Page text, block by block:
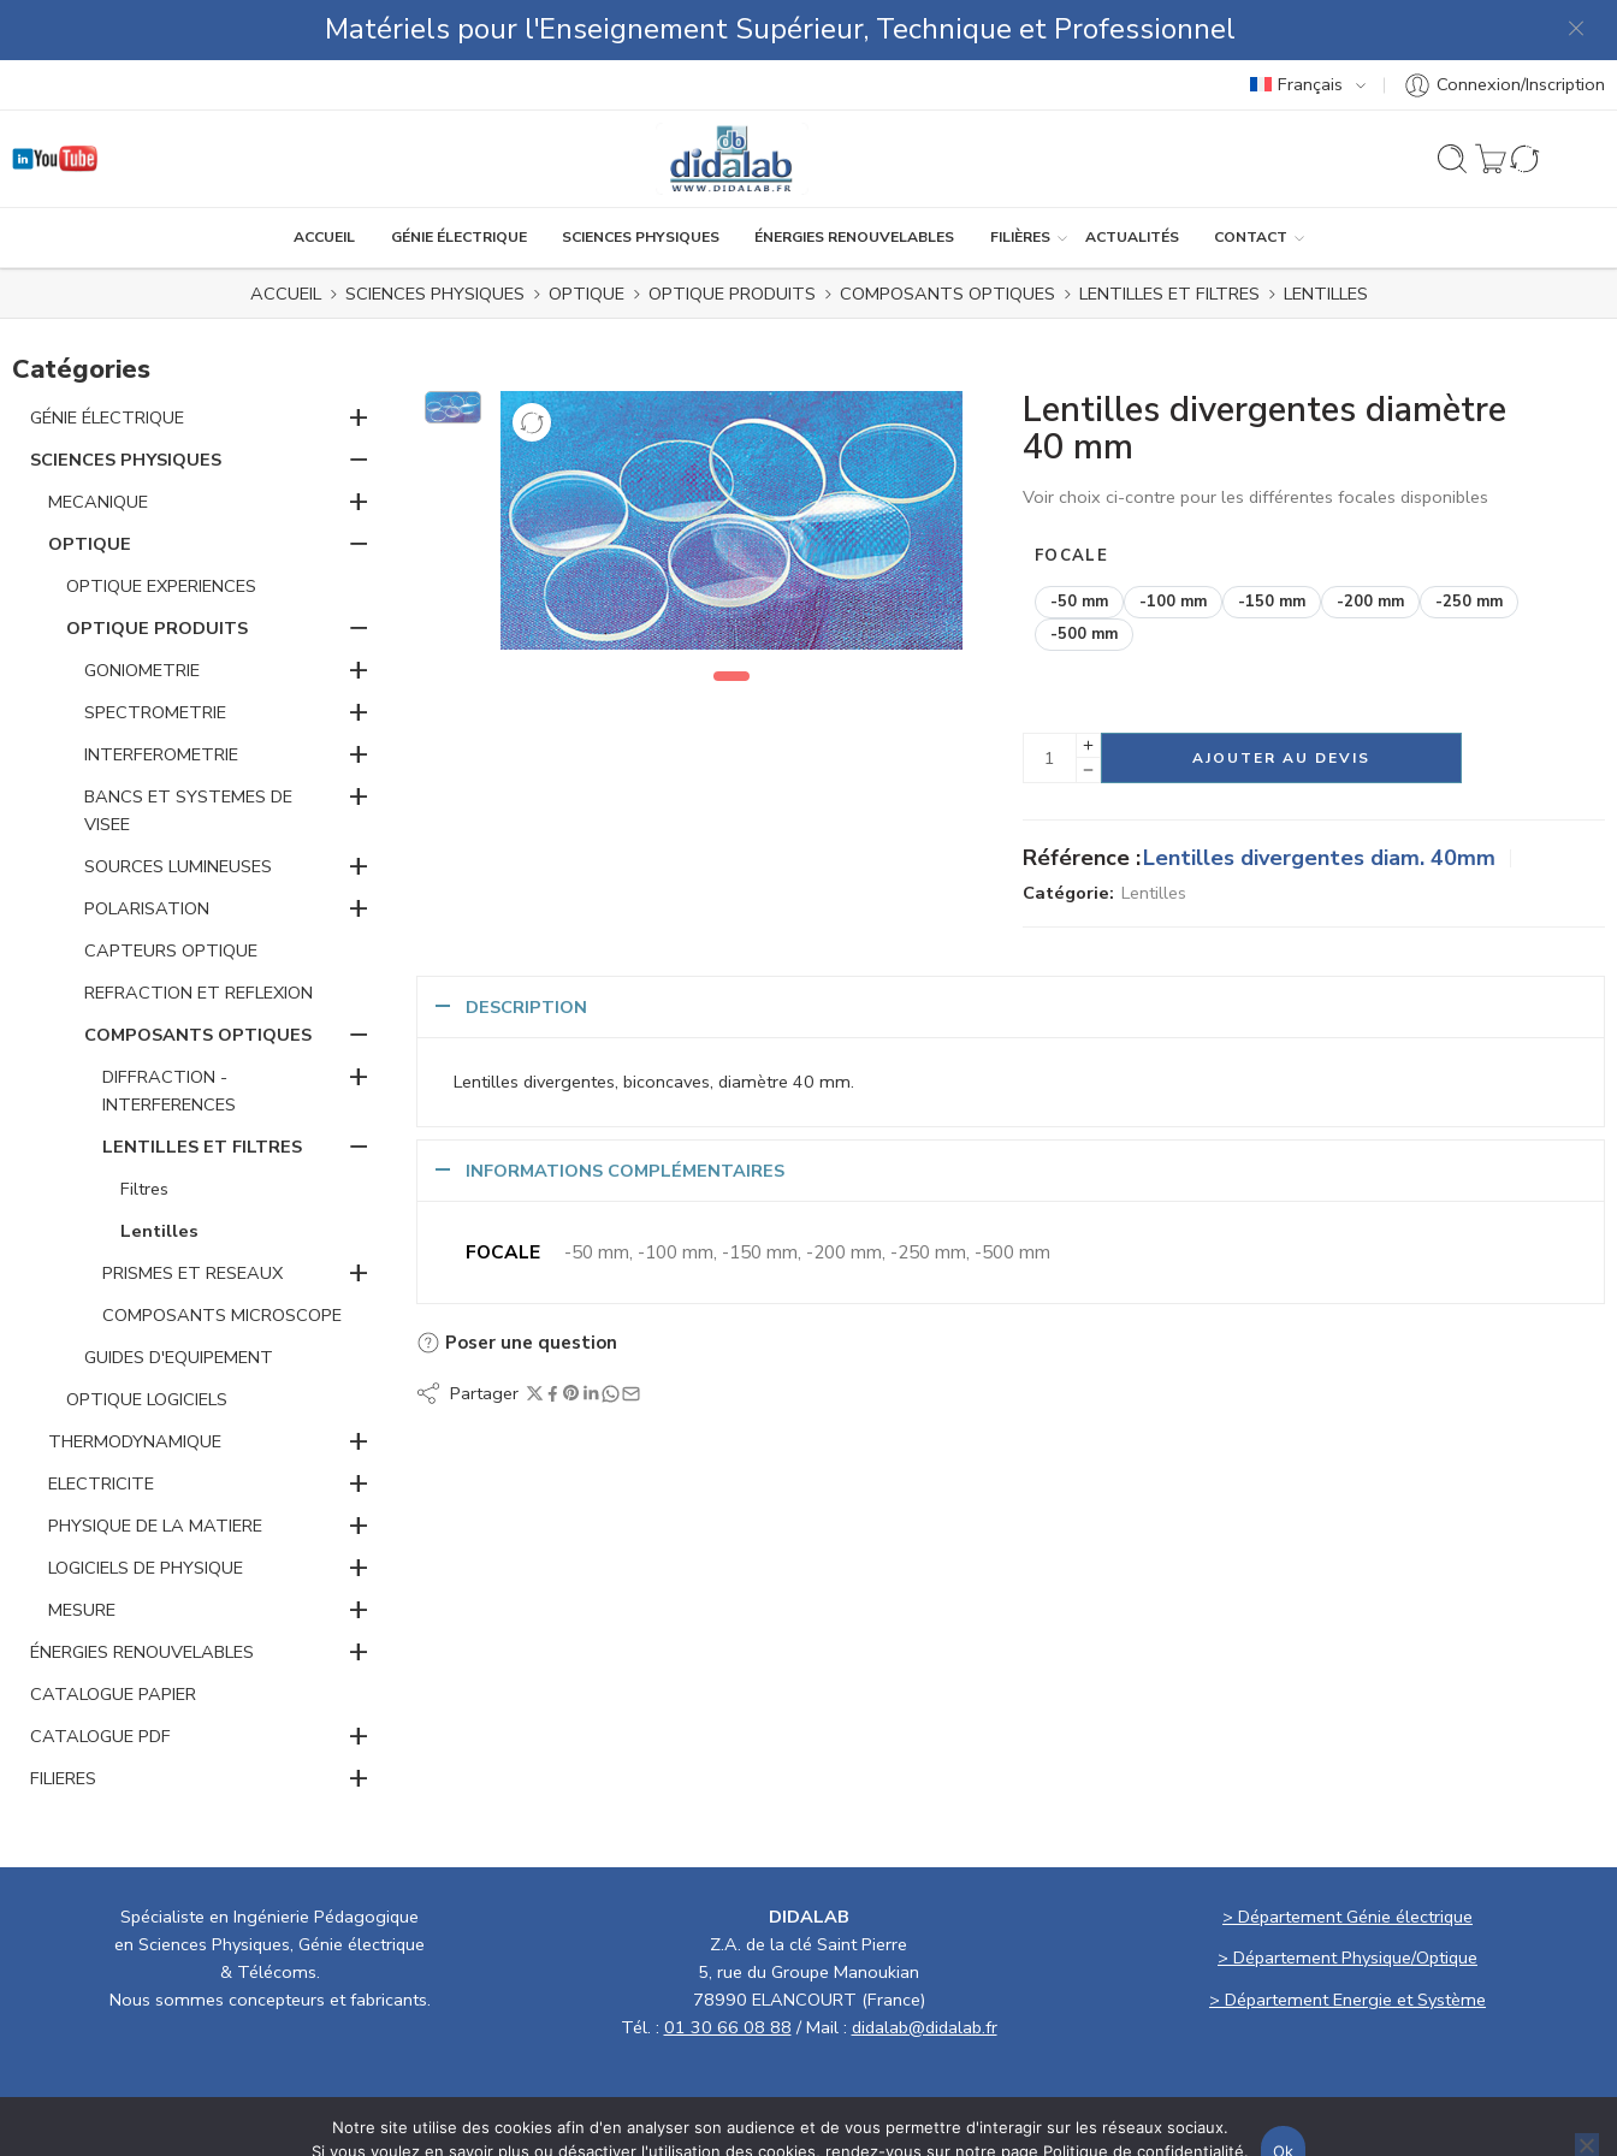
Matériels pour l'Enseignement Supérieur, Technique et Professionnel
Français Connexion/Inscription
ACCUEIL GÉNIE ÉLECTRIQUE SCIENCES PHYSIQUES ÉNERGIES RENOUVELABLES FILIÈRES ACTUALITÉS CONTACT
ACCUEIL SCIENCES PHYSIQUES OPTIQUE OPTIQUE PRODUITS COMPOSANTS OPTIQUES LENTILLES ET FILTRES LENTILLES
Lentilles divergentes diamètre
40 mm
Voir choix ci-contre pour les différentes focales disponibles
FOCALE
-50 mm -100 mm -150 mm -200 mm
-250 mm
-500 mm
AJOUTER AU DEVIS
Référence :Lentilles divergentes diam. 40mm
Catégorie: Lentilles
DESCRIPTION
Lentilles divergentes, biconcaves, diamètre 40 mm.
INFORMATIONS COMPLÉMENTAIRES
FOCALE -50 mm, -100 mm, -150 mm, -200 mm, -250 mm, -500 mm
Poser une question
Partager
Catégories
GÉNIE ÉLECTRIQUE +
SCIENCES PHYSIQUES −
MECANIQUE +
OPTIQUE −
OPTIQUE EXPERIENCES
OPTIQUE PRODUITS
−
GONIOMETRIE +
SPECTROMETRIE +
INTERFEROMETRIE +
BANCS ET SYSTEMES DE
VISEE
+
SOURCES LUMINEUSES +
POLARISATION +
CAPTEURS OPTIQUE
REFRACTION ET REFLEXION
COMPOSANTS OPTIQUES
−
DIFFRACTION -
INTERFERENCES
+
LENTILLES ET FILTRES −
Filtres
Lentilles
PRISMES ET RESEAUX
+
COMPOSANTS MICROSCOPE
GUIDES D'EQUIPEMENT
OPTIQUE LOGICIELS
THERMODYNAMIQUE
+
ELECTRICITE +
PHYSIQUE DE LA MATIERE +
LOGICIELS DE PHYSIQUE +
MESURE +
ÉNERGIES RENOUVELABLES +
CATALOGUE PAPIER
CATALOGUE PDF
+
FILIERES +
Spécialiste en Ingénierie Pédagogique
en Sciences Physiques, Génie électrique
& Télécoms.
Nous sommes concepteurs et fabricants.
DIDALAB
Z.A. de la clé Saint Pierre
5, rue du Groupe Manoukian
78990 ELANCOURT (France)
Tél. : 01 30 66 08 88 / Mail : didalab@didalab.fr
> Département Génie électrique
> Département Physique/Optique
> Département Energie et Système
Conditions générales de vente Politique RSE Mentions légales
Notre site utilise des cookies afin d'en analyser son audience et de vous permettre d'interagir sur les réseaux sociaux.
Si vous voulez en savoir plus ou désactiver l'utilisation des cookies, rendez-vous sur notre page Politique de confidentialité. Ok